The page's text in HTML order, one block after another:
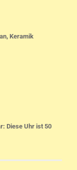
Keramik
Diese Uhr ist 50